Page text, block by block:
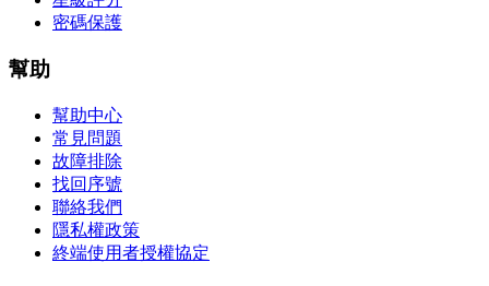
密碼保護
幫助
幫助中心
常見問題
故障排除
找回序號
聯絡我們
隱私權政策
終端使用者授權協定